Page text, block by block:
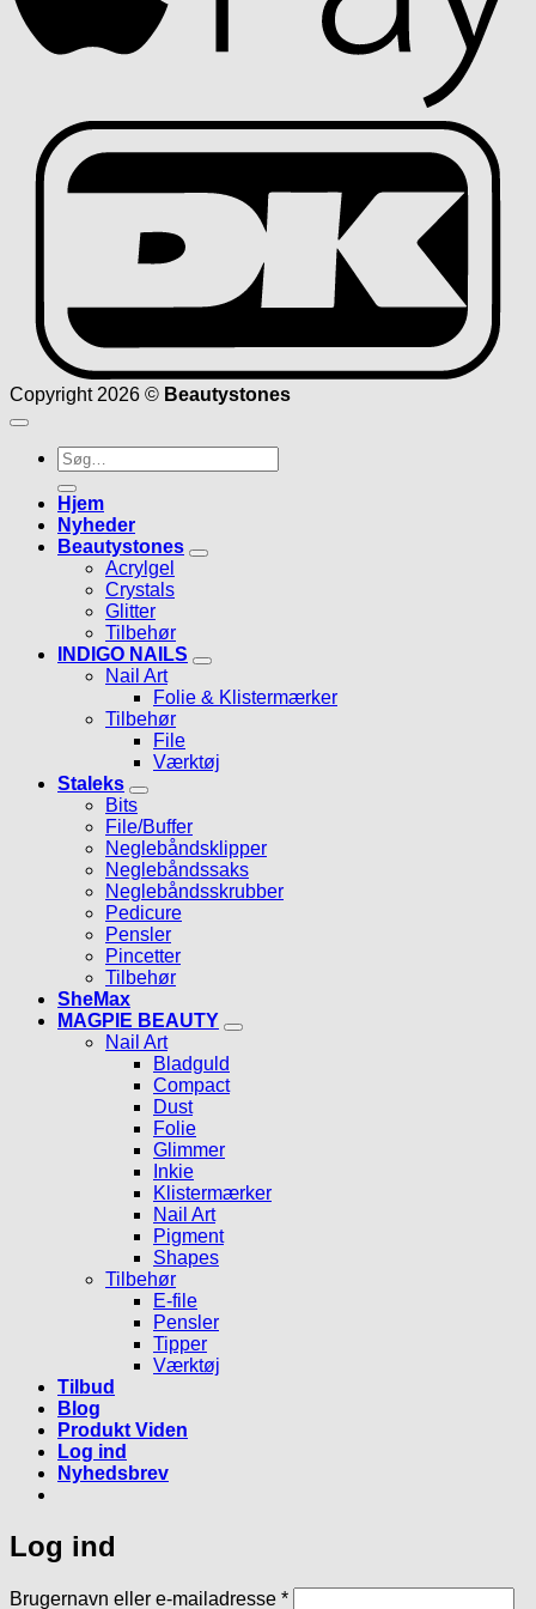
Copyright 2026 © Beautystones
Søg
efter:
Hjem
Nyheder
Beautystones
Acrylgel
Crystals
Glitter
Tilbehør
INDIGO NAILS
Nail Art
Folie & Klistermærker
Tilbehør
File
Værktøj
Staleks
Bits
File/Buffer
Neglebåndsklipper
Neglebåndssaks
Neglebåndsskrubber
Pedicure
Pensler
Pincetter
Tilbehør
SheMax
MAGPIE BEAUTY
Nail Art
Bladguld
Compact
Dust
Folie
Glimmer
Inkie
Klistermærker
Nail Art
Pigment
Shapes
Tilbehør
E-file
Pensler
Tipper
Værktøj
Tilbud
Blog
Produkt Viden
Log ind
Nyhedsbrev
Log ind
Brugernavn eller e-mailadresse *Påkrævet